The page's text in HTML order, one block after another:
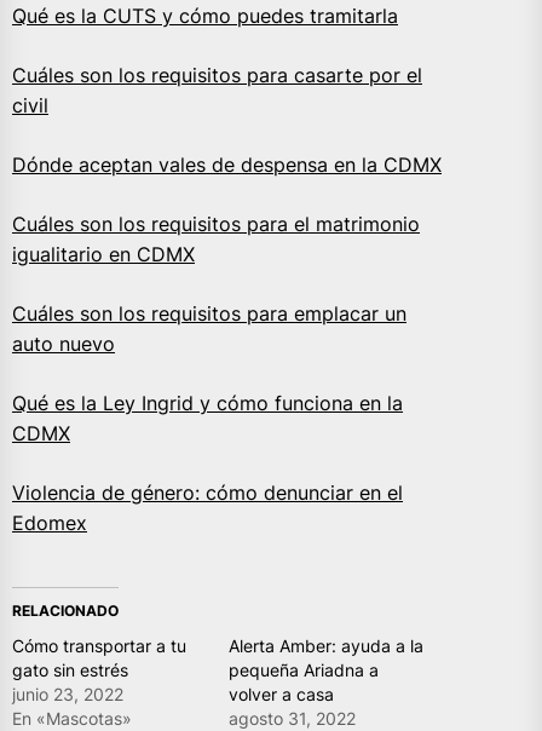
Qué es la CUTS y cómo puedes tramitarla
Cuáles son los requisitos para casarte por el
civil
Dónde aceptan vales de despensa en la CDMX
Cuáles son los requisitos para el matrimonio
igualitario en CDMX
Cuáles son los requisitos para emplacar un
auto nuevo
Qué es la Ley Ingrid y cómo funciona en la
CDMX
Violencia de género: cómo denunciar en el
Edomex
RELACIONADO
Cómo transportar a tu
gato sin estrés
junio 23, 2022
En «Mascotas»
Alerta Amber: ayuda a la
pequeña Ariadna a
volver a casa
agosto 31, 2022